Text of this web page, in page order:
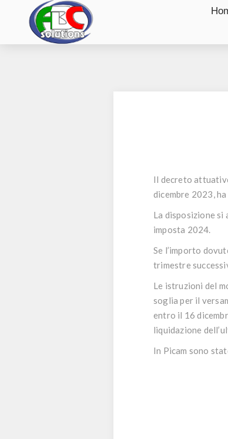
Il decreto
dicembre 2023,
La disposizione si
imposta 2024.
Se l’importo
trimestre
Le istruzioni del
soglia per il
entro il 16
liquidazione
In Picam sono